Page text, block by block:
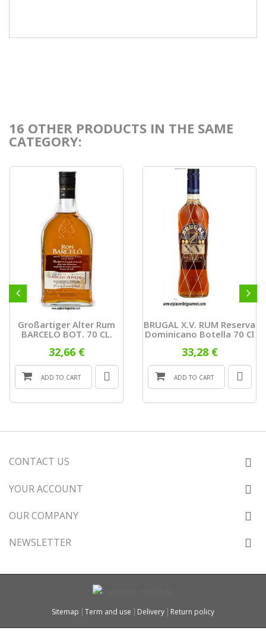
16 OTHER PRODUCTS IN THE SAME
CATEGORY:
Großartiger Alter Rum
BARCELO BOT. 70 CL.
32,66 €
ADD TO CART
BRUGAL X.V. RUM Reserva
Dominicano Botella 70 Cl
33,28 €
ADD TO CART
CONTACT US
YOUR ACCOUNT
OUR COMPANY
NEWSLETTER
Sitemap Term and use Delivery Return policy